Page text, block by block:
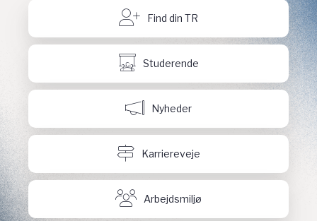
Find din TR
Studerende
Nyheder
Karriereveje
Arbejdsmiljø